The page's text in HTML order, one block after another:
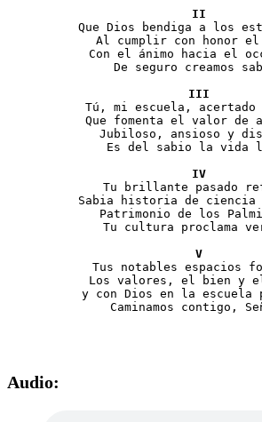
II
Que Dios bendiga a los
Al cumplir con honor el
Con el ánimo hacia el
De seguro creamos
III
Tú, mi escuela,
Que fomenta el valor de
Jubiloso, ansioso y
Es del sabio la vida
IV
Tu brillante pasado
Sabia historia de ciencia
Patrimonio de los
Tu cultura proclama
V
Tus notables espacios
Los valores, el bien y
y con Dios en la escuela
Caminamos contigo,
Audio: